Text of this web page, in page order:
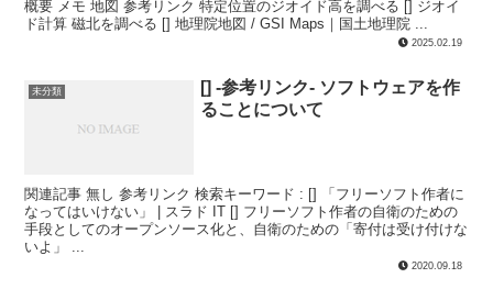
概要 メモ 地図 参考リンク 特定位置のジオイド高を調べる [] ジオイ
ド計算 磁北を調べる [] 地理院地図 / GSI Maps｜国土地理院 ...
2025.02.19
未分類
[] -参考リンク- ソフトウェアを作
ることについて
関連記事 無し 参考リンク 検索キーワード : [] 「フリーソフト作者に
なってはいけない」 | スラド IT [] フリーソフト作者の自衛のための
手段としてのオープンソース化と、自衛のための「寄付は受け付けな
いよ」 ...
2020.09.18